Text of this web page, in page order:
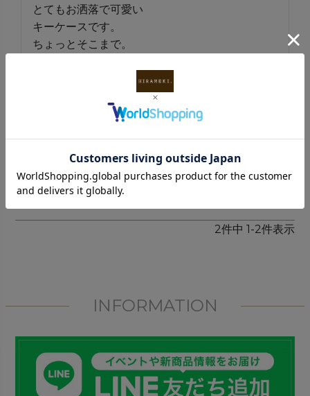
とてもお洒落で可愛い
キーケースです。
ちょっとそこまで。
キーケースのみで大丈夫かなぁと思います。
カード、お札、小銭も
入れる事が出来ると
嬉しいです。
2件中 1 -2件表示
INFORMATION